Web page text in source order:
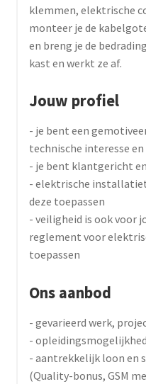
klemmen, elektrische
monteer je de
en breng je de
kast en werkt ze af.
Jouw profiel
- je bent een
technische interesse
- je bent klantgericht
- elektrische
deze toepassen
- veiligheid is ook voor
reglement voor
toepassen
Ons aanbod
- gevarieerd werk,
-
- aantrekkelijk loon en
(Quality-bonus, GSM